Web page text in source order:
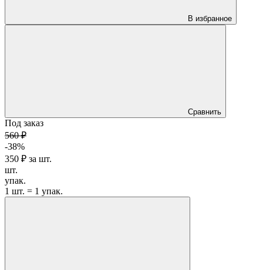
В избранное
Сравнить
Под заказ
560 ₽
-38%
350 ₽ за шт.
шт.
упак.
1 шт. = 1 упак.